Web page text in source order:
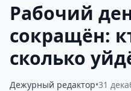
Рабочий
сокращён:
сколько
Дежурный редактор•31